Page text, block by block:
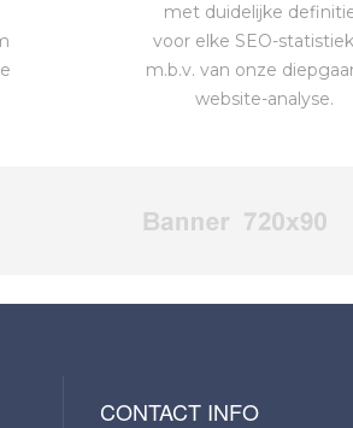
met duidelijke
voor elke SEO-
m.b.v. van onze
website-analyse.
CONTACT INFO